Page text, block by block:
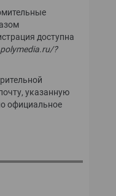
доступна
?
указанную
официальное